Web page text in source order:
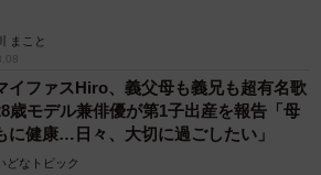
まこと
イファスHiro、義父母も義兄も超有名歌
歳モデル兼俳優が第1子出産を報告「母
に健康…日々、大切に過ごしたい」
どなトピック